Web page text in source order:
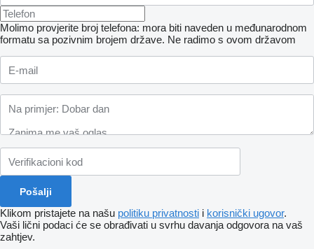
Molimo provjerite broj telefona: mora biti naveden u međunarodnom
formatu sa pozivnim brojem države. Ne radimo s ovom državom
Klikom pristajete na našu politiku privatnosti i korisnički ugovor.
Vaši lični podaci će se obrađivati ​​u svrhu davanja odgovora na vaš
zahtjev.